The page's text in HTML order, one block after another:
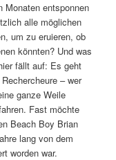
Monaten entsponnen
alle möglichen
um zu eruieren, ob
könnten? Und was
fällt auf: Es geht
– wer
ganze Weile
Fast möchte
Beach Boy Brian
lang von dem
worden war.